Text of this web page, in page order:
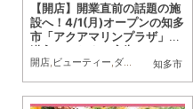
知多市
【開店】開業直前の話題の施
設へ！4/1(月)オープンの知多
市「アクアマリンプラザ」に
潜入／ちたまる広告
開店 ビューティー ダイエット ,健康